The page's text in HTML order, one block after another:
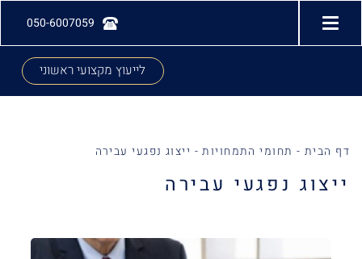
050-6007059
לייעוץ מקצועי ראשוני
דף הבית - תחומי התמחויות- ייצוג נפגעי עבירה
ייצוג נפגעי עבירה